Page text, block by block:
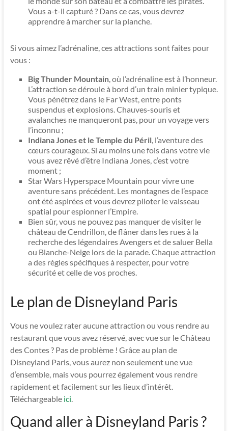
Vous a-t-il capturé ? Dans ce cas, vous devrez
apprendre à marcher sur la planche.
Si vous aimez l’adrénaline, ces attractions sont faites pour
vous :
Big Thunder Mountain, où l’adrénaline est à l’honneur.
L’attraction se déroule à bord d’un train minier typique.
Vous pénétrez dans le Far West, entre ponts
suspendus et explosions. Chauves-souris et
avalanches ne manqueront pas, pour un voyage vers
l’inconnu ;
Indiana Jones et le Temple du Péril, l’aventure des
cœurs courageux. Si au moins une fois dans votre vie
vous avez rêvé d’être Indiana Jones, c’est votre
moment ;
Star Wars Hyperspace Mountain pour vivre une
aventure sans précédent. Les montagnes de l’espace
ont été aspirées et vous devrez piloter le vaisseau
spatial pour espionner l’Empire.
Bien sûr, vous ne pouvez pas manquer de visiter le
château de Cendrillon, de flâner dans les rues à la
recherche des légendaires Avengers et de saluer Bella
ou Blanche-Neige lors de la parade. Chaque attraction
a des règles spécifiques à respecter, pour votre
sécurité et celle de vos proches.
Le plan de Disneyland Paris
Vous ne voulez rater aucune attraction ou vous rendre au
restaurant que vous avez réservé, avec vue sur le Château
des Contes ? Pas de problème ! Grâce au plan de
Disneyland Paris, vous aurez non seulement une vue
d’ensemble, mais vous pourrez également vous rendre
rapidement et facilement sur les lieux d’intérêt.
Téléchargeable ici.
Quand aller à Disneyland Paris ?